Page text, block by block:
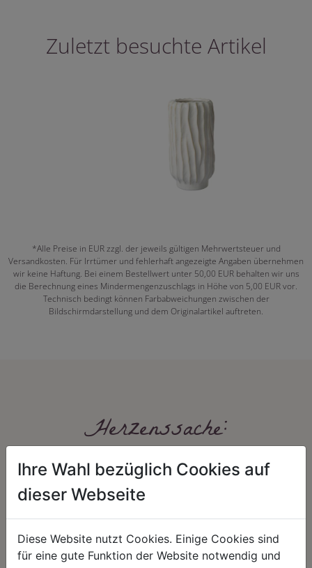
Zuletzt besuchte Artikel
*Alle Preise in EUR zzgl. der jeweils gültigen Mehrwertsteuer und
Versandkosten. Für Irrtümer und fehlerhaft angezeigte Angaben übernehmen
wir keine Haftung. Bei einem Bestellwert unter 50,00 EUR behalten wir uns
die Berechnung eines Mindermengenzuschlags in Höhe von 5,00 EUR vor.
Technisch bedingt können Farbabweichungen zwischen der
Bildschirmdarstellung und dem Originalartikel auftreten.
Herzenssache:
HARMONIE FAIRNESS
Ihre Wahl bezüglich Cookies auf
dieser Webseite
Diese Website nutzt Cookies. Einige Cookies sind
für eine gute Funktion der Website notwendig und